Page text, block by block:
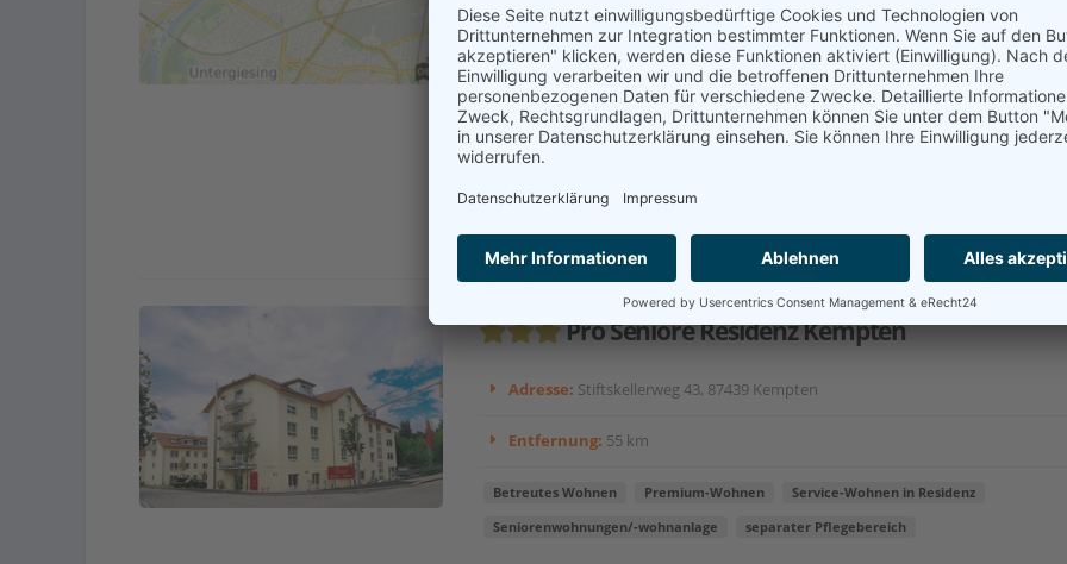
Entfernung:53 km
Betreutes Wohnen Seniorenwohnungen/-wohnanlage separater Pflegebereich
...
Kontakt aufnehmen
Pro Seniore Residenz Kempten
Adresse: Stiftskellerweg 43, 87439 Kempten
Entfernung: 55 km
Betreutes Wohnen Premium-Wohnen Service-Wohnen in Residenz
Seniorenwohnungen/-wohnanlage separater Pflegebereich